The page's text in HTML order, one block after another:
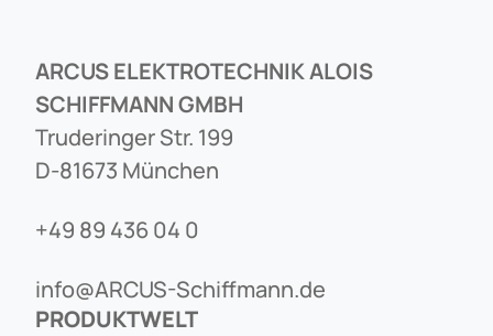
ARCUS ELEKTROTECHNIK ALOIS
SCHIFFMANN GMBH
Truderinger Str. 199
D-81673 München
+49 89 436 04 0
info@ARCUS-Schiffmann.de
PRODUKTWELT